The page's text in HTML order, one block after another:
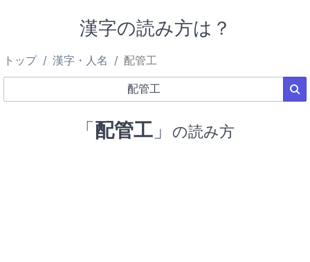
漢字の読み方は？
トップ 漢字・人名 配管工
「配管工 」 の読み方